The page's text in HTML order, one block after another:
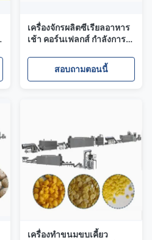
เครื่องจักรผลิตซีเรียลอาหาร
เช้า คอร์นเฟลกส์ กำลังการ
เครื่องจักรผลิตข้าวโพดแผ่น
สอบถามตอนนี้
เครื่องทำขนมขบเคี้ยว